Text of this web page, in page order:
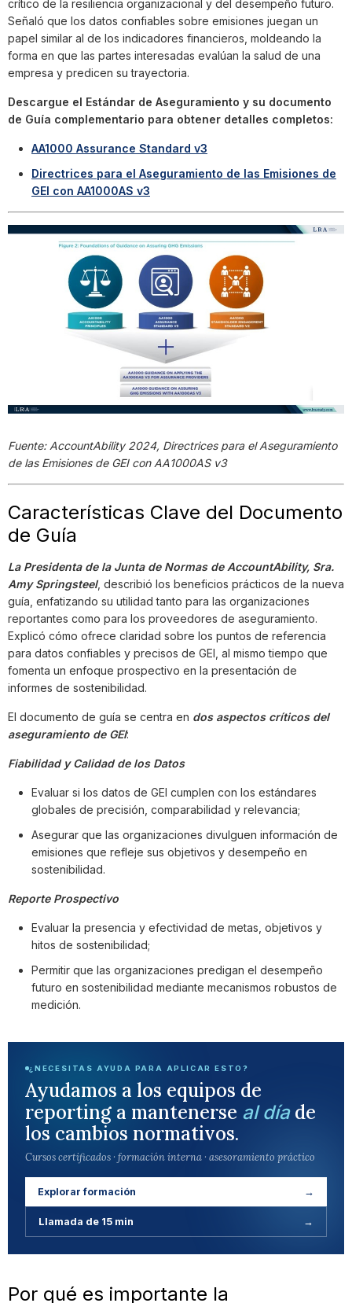
crítico de la resiliencia organizacional y del desempeño futuro.
Señaló que los datos confiables sobre emisiones juegan un
papel similar al de los indicadores financieros, moldeando la
forma en que las partes interesadas evalúan la salud de una
empresa y predicen su trayectoria.
Descargue el Estándar de Aseguramiento y su documento
de Guía complementario para obtener detalles completos:
AA1000 Assurance Standard v3
Directrices para el Aseguramiento de las Emisiones de
GEI con AA1000AS v3
Fuente: AccountAbility 2024, Directrices para el Aseguramiento
de las Emisiones de GEI con AA1000AS v3
Características Clave del Documento
de Guía
La Presidenta de la Junta de Normas de AccountAbility, Sra.
Amy Springsteel, describió los beneficios prácticos de la nueva
guía, enfatizando su utilidad tanto para las organizaciones
reportantes como para los proveedores de aseguramiento.
Explicó cómo ofrece claridad sobre los puntos de referencia
para datos confiables y precisos de GEI, al mismo tiempo que
fomenta un enfoque prospectivo en la presentación de
informes de sostenibilidad.
El documento de guía se centra en dos aspectos críticos del
aseguramiento de GEI:
Fiabilidad y Calidad de los Datos
Evaluar si los datos de GEI cumplen con los estándares
globales de precisión, comparabilidad y relevancia;
Asegurar que las organizaciones divulguen información de
emisiones que refleje sus objetivos y desempeño en
sostenibilidad.
Reporte Prospectivo
Evaluar la presencia y efectividad de metas, objetivos y
hitos de sostenibilidad;
Permitir que las organizaciones predigan el desempeño
futuro en sostenibilidad mediante mecanismos robustos de
medición.
¿NECESITAS AYUDA PARA APLICAR ESTO?
Ayudamos a los equipos de
reporting a mantenerse al díade
los cambios normativos.
Cursos certificados · formación interna · asesoramiento práctico
Explorar formación →
Llamada de 15 min →
Por qué es importante la